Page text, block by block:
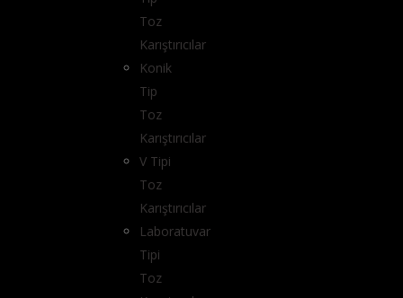
Toz
Karıştırıcılar
Konik
Tip
Toz
Karıştırıcılar
V Tipi
Toz
Karıştırıcılar
Laboratuvar
Tipi
Toz